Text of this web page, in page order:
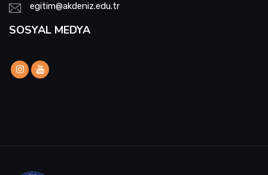
egitim@akdeniz.edu.tr
SOSYAL MEDYA